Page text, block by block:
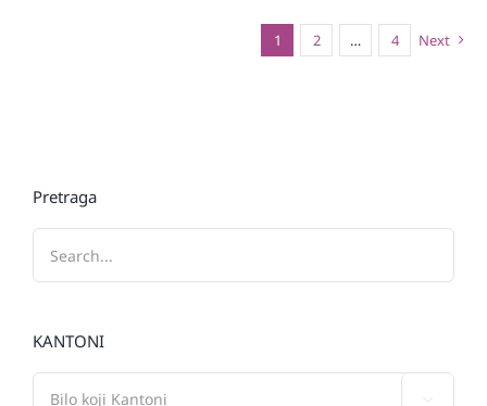
1 2 … 4 Next
Pretraga
KANTONI